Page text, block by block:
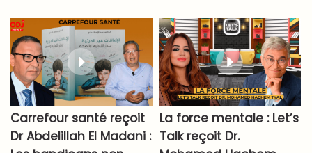
Carrefour santé reçoit
Dr Abdelillah El Madani :
La force mentale : Let’s
Talk reçoit Dr.